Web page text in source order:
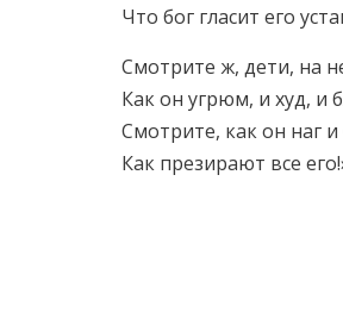
Что бог гласит его
Смотрите ж, дети, на
Как он угрюм, и худ, и
Смотрите, как он наг и
Как презирают все